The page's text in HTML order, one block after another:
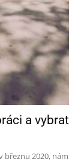
a vybrat
březnu 2020, nám